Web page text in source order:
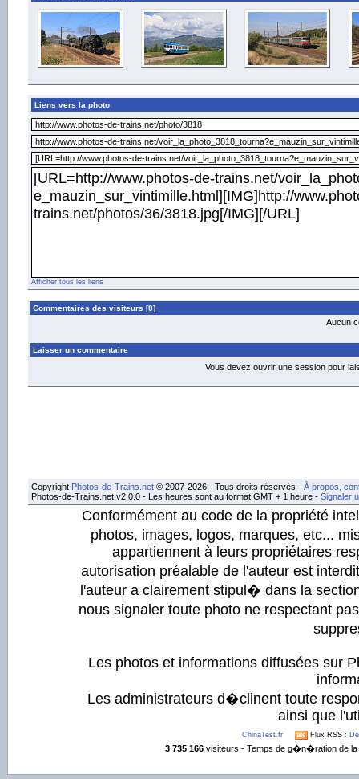
Liens vers la photo
Afficher tous les liens
Commentaires des visiteurs [0]
Aucun
Laisser un commentaire
Vous devez ouvrir une session pour
Copyright Photos-de-Trains.net © 2007-2026 - Tous droits réservés - À propos,
Photos-de-Trains.net v2.0.0 - Les heures sont au format GMT + 1 heure - Signaler
Conformément au code de la propriété
photos, images, logos, marques, etc...
appartiennent à leurs propriétaires
autorisation préalable de l'auteur est
l'auteur a clairement stipul� dans la
nous signaler toute photo ne respectant
Les photos et informations diffusées sur
Les administrateurs d�clinent toute
ainsi que
ChinaTest.fr Flux RSS :
3 735 166visiteurs - Temps de g�n�ration de